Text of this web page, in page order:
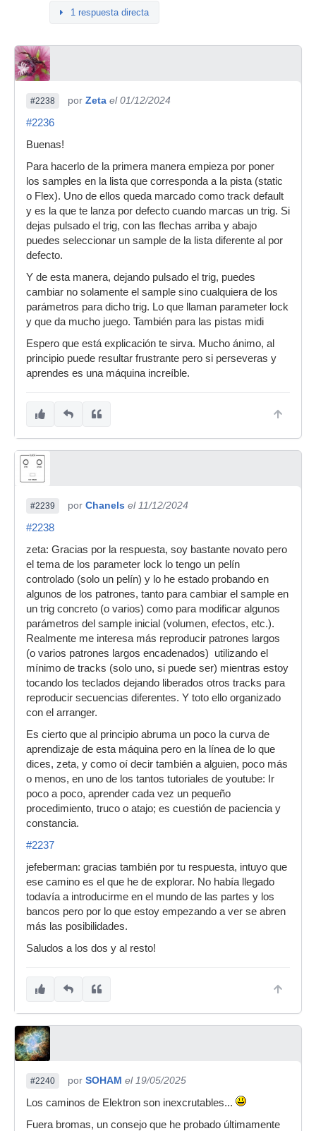
1 respuesta directa
#2238 por Zeta el 01/12/2024
#2236
Buenas!
Para hacerlo de la primera manera empieza por poner
los samples en la lista que corresponda a la pista (static
o Flex). Uno de ellos queda marcado como track default
y es la que te lanza por defecto cuando marcas un trig. Si
dejas pulsado el trig, con las flechas arriba y abajo
puedes seleccionar un sample de la lista diferente al por
defecto.
Y de esta manera, dejando pulsado el trig, puedes
cambiar no solamente el sample sino cualquiera de los
parámetros para dicho trig. Lo que llaman parameter lock
y que da mucho juego. También para las pistas midi
Espero que está explicación te sirva. Mucho ánimo, al
principio puede resultar frustrante pero si perseveras y
aprendes es una máquina increíble.
#2239 por Chanels el 11/12/2024
#2238
zeta: Gracias por la respuesta, soy bastante novato pero
el tema de los parameter lock lo tengo un pelín
controlado (solo un pelín) y lo he estado probando en
algunos de los patrones, tanto para cambiar el sample en
un trig concreto (o varios) como para modificar algunos
parámetros del sample inicial (volumen, efectos, etc.).
Realmente me interesa más reproducir patrones largos
(o varios patrones largos encadenados) utilizando el
mínimo de tracks (solo uno, si puede ser) mientras estoy
tocando los teclados dejando liberados otros tracks para
reproducir secuencias diferentes. Y toto ello organizado
con el arranger.
Es cierto que al principio abruma un poco la curva de
aprendizaje de esta máquina pero en la línea de lo que
dices, zeta, y como oí decir también a alguien, poco más
o menos, en uno de los tantos tutoriales de youtube: Ir
poco a poco, aprender cada vez un pequeño
procedimiento, truco o atajo; es cuestión de paciencia y
constancia.
#2237
jefeberman: gracias también por tu respuesta, intuyo que
ese camino es el que he de explorar. No había llegado
todavía a introducirme en el mundo de las partes y los
bancos pero por lo que estoy empezando a ver se abren
más las posibilidades.
Saludos a los dos y al resto!
#2240 por SOHAM el 19/05/2025
Los caminos de Elektron son inexcrutables...
Fuera bromas, un consejo que he probado últimamente